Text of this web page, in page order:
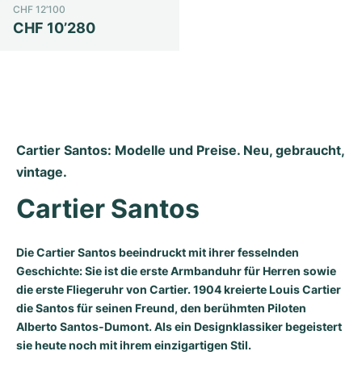
CHF 10’280
CHF 12’100
Cartier Santos: Modelle und Preise. Neu, gebraucht,
vintage.
Cartier Santos
Die Cartier Santos beeindruckt mit ihrer fesselnden
Geschichte: Sie ist die erste Armbanduhr für Herren sowie
die erste Fliegeruhr von Cartier. 1904 kreierte Louis Cartier
die Santos für seinen Freund, den berühmten Piloten
Alberto Santos-Dumont. Als ein Designklassiker begeistert
sie heute noch mit ihrem einzigartigen Stil.